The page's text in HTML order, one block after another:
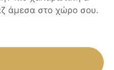
άμεσα στο χώρο σου.